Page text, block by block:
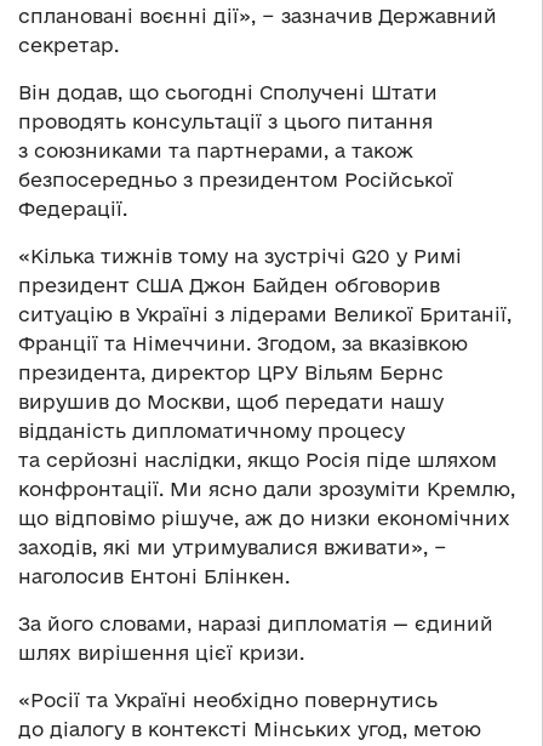
сплановані воєнні дії», − зазначив Державний
секретар.
Він додав, що сьогодні Сполучені Штати
проводять консультації з цього питання
з союзниками та партнерами, а також
безпосередньо з президентом Російської
Федерації.
«Кілька тижнів тому на зустрічі G20 у Римі
президент США Джон Байден обговорив
ситуацію в Україні з лідерами Великої Британії,
Франції та Німеччини. Згодом, за вказівкою
президента, директор ЦРУ Вільям Бернс
вирушив до Москви, щоб передати нашу
відданість дипломатичному процесу
та серйозні наслідки, якщо Росія піде шляхом
конфронтації. Ми ясно дали зрозуміти Кремлю,
що відповімо рішуче, аж до низки економічних
заходів, які ми утримувалися вживати», −
наголосив Ентоні Блінкен.
За його словами, наразі дипломатія — єдиний
шлях вирішення цієї кризи.
«Росії та Україні необхідно повернутись
до діалогу в контексті Мінських угод, метою